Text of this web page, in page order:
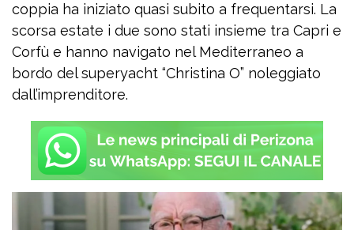
coppia ha iniziato quasi subito a frequentarsi. La
scorsa estate i due sono stati insieme tra Capri e
Corfù e hanno navigato nel Mediterraneo a
bordo del superyacht “Christina O” noleggiato
dall’imprenditore.